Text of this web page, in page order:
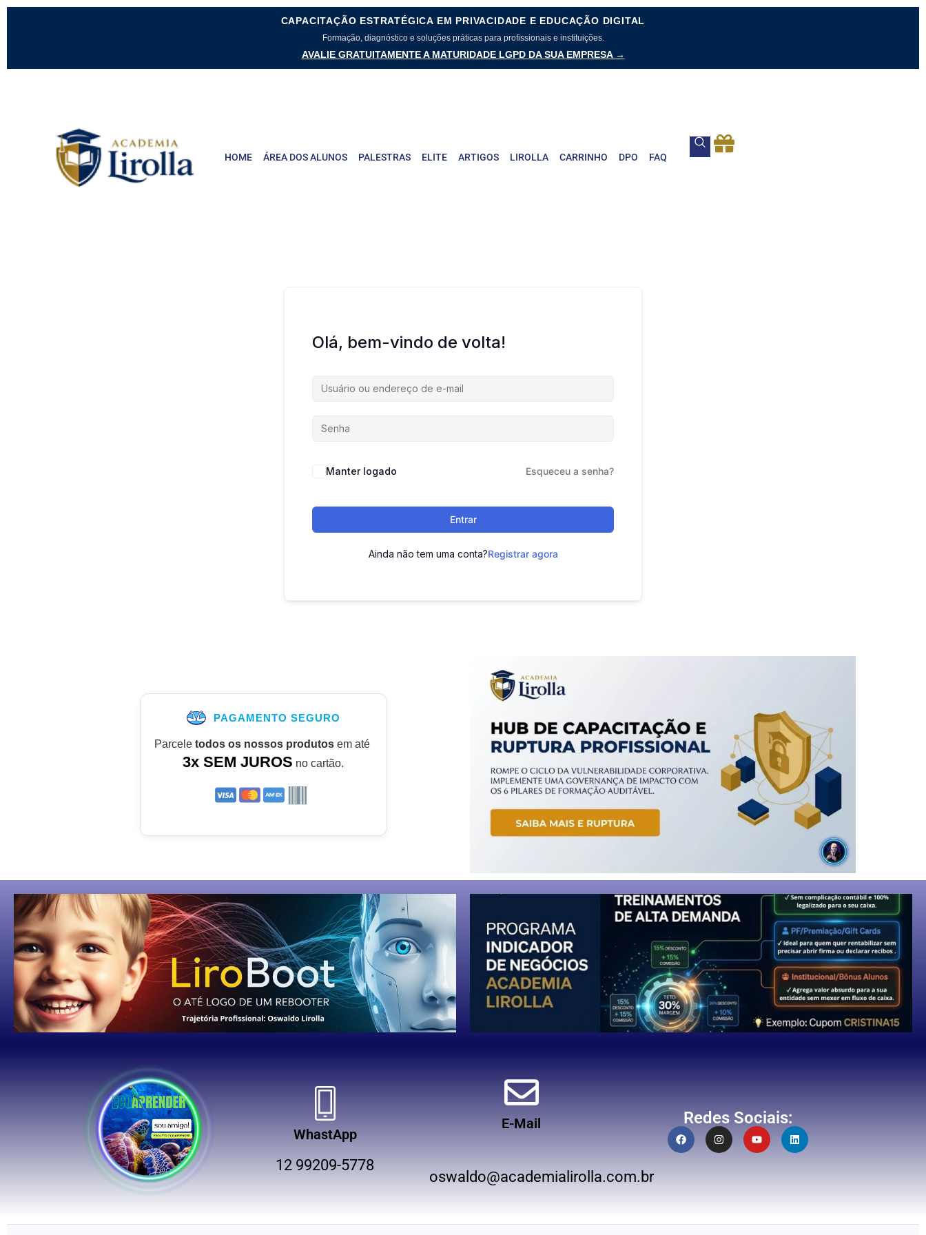
CAPACITAÇÃO ESTRATÉGICA EM PRIVACIDADE E EDUCAÇÃO DIGITAL
Formação, diagnóstico e soluções práticas para profissionais e instituições.
AVALIE GRATUITAMENTE A MATURIDADE LGPD DA SUA EMPRESA →
HOME ÁREA DOS ALUNOS PALESTRAS ELITE ARTIGOS LIROLLA CARRINHO DPO FAQ
Olá, bem-vindo de volta!
Manter logado Esqueceu a senha?
Entrar
Ainda não tem uma conta?Registrar agora
PAGAMENTO SEGURO
Parcele todos os nossos produtosem até
3x SEM JUROS no cartão.
WhastApp
12 99209-5778
E-Mail
oswaldo@academialirolla.com.br
Redes Sociais: